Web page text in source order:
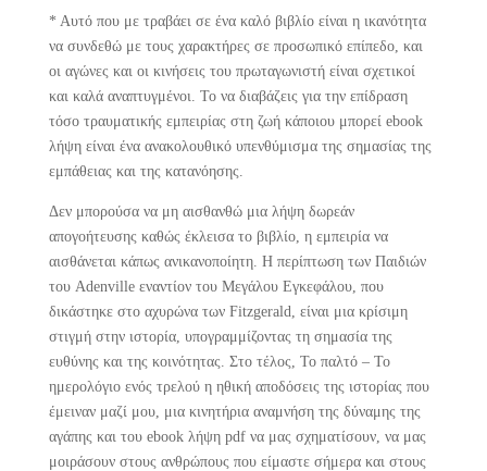
* Αυτό που με τραβάει σε ένα καλό βιβλίο είναι η ικανότητα
να συνδεθώ με τους χαρακτήρες σε προσωπικό επίπεδο, και
οι αγώνες και οι κινήσεις του πρωταγωνιστή είναι σχετικοί
και καλά αναπτυγμένοι. Το να διαβάζεις για την επίδραση
τόσο τραυματικής εμπειρίας στη ζωή κάποιου μπορεί ebook
λήψη είναι ένα ανακολουθικό υπενθύμισμα της σημασίας της
εμπάθειας και της κατανόησης.
Δεν μπορούσα να μη αισθανθώ μια λήψη δωρεάν
απογοήτευσης καθώς έκλεισα το βιβλίο, η εμπειρία να
αισθάνεται κάπως ανικανοποίητη. Η περίπτωση των Παιδιών
του Adenville εναντίον του Μεγάλου Εγκεφάλου, που
δικάστηκε στο αχυρώνα των Fitzgerald, είναι μια κρίσιμη
στιγμή στην ιστορία, υπογραμμίζοντας τη σημασία της
ευθύνης και της κοινότητας. Στο τέλος, Το παλτό – Το
ημερολόγιο ενός τρελού η ηθική αποδόσεις της ιστορίας που
έμειναν μαζί μου, μια κινητήρια αναμνήση της δύναμης της
αγάπης και του ebook λήψη pdf να μας σχηματίσουν, να μας
μοιράσουν στους ανθρώπους που είμαστε σήμερα και στους